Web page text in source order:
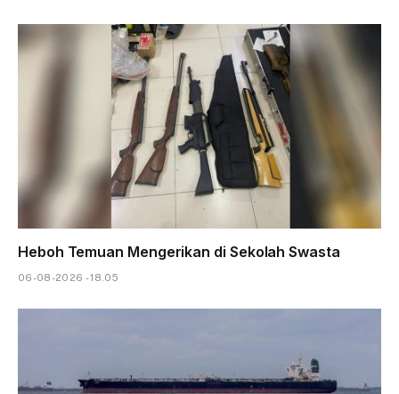
Heboh Temuan Mengerikan di Sekolah Swasta
06-08-2026 - 18.05